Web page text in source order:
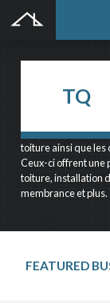
SOUMISSION
Notre outil de
dentrepreneurs qualifiés
TQ
toiture ainsi que les
Ceux-ci offrent une
toiture, installation
membrance et plus.
FEATURED